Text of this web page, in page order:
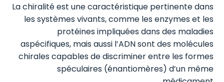
La chiralité est une caractéristique pertinente dans
les systèmes vivants, comme les enzymes et les
protéines impliquées dans des maladies
aspécifiques, mais aussi l’ADN sont des molécules
chirales capables de discriminer entre les formes
spéculaires (énantiomères) d’un même